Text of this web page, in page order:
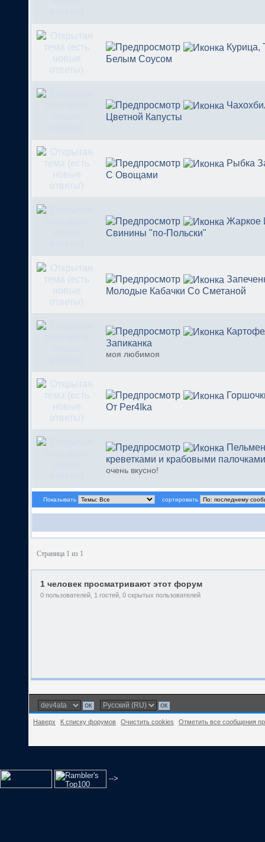
Белым Соусом
Цветной Капусты
Рыбка
С Овощами
Жаркое
Свинины "по-Польски"
Молодые Кабачки Со Сметаной
Запиканка
моя любимоя
От Per4Ika
креветками и крабовыми палочками
очень вкусно!
Показывать сортировать
Страница 1 из 1
1 человек просматривают этот форум
0 пользователей, 1 гостей, 0 скрытых пользователей
Наверх К списку форумов Очистить cookies Отметить все сообщения
-->